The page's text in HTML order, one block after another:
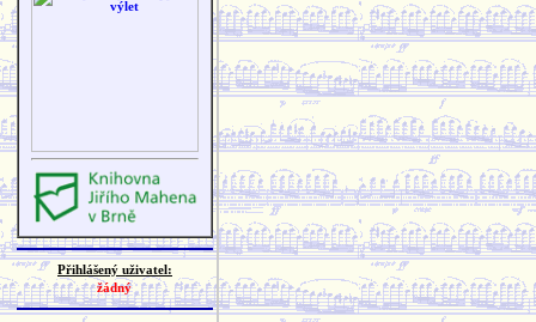
Přihlášený uživatel:
žádný